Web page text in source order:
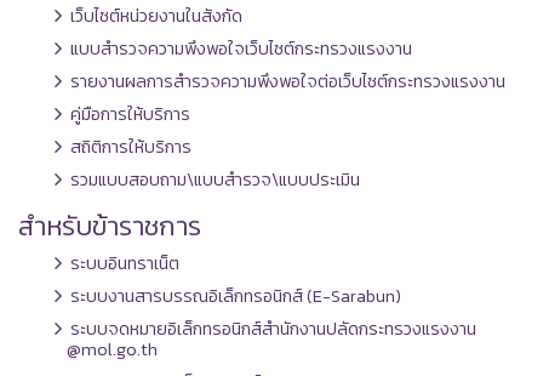
เว็บไซต์หน่วยงานในสังกัด
แบบสำรวจความพึงพอใจเว็บไซต์กระทรวงแรงงาน
รายงานผลการสำรวจความพึงพอใจต่อเว็บไซต์กระทรวงแรงงาน
คู่มือการให้บริการ
สถิติการให้บริการ
รวมแบบสอบถาม\แบบสำรวจ\แบบประเมิน
สำหรับข้าราชการ
ระบบอินทราเน็ต
ระบบงานสารบรรณอิเล็กทรอนิกส์ (E-Sarabun)
ระบบจดหมายอิเล็กทรอนิกส์สำนักงานปลัดกระทรวงแรงงาน
@mol.go.th